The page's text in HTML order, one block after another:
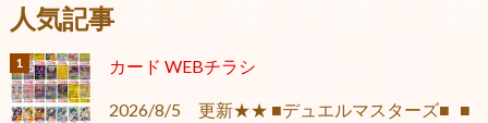
人気記事
カード WEBチラシ
2026/8/5 更新★★ ■デュエルマスターズ■ ■